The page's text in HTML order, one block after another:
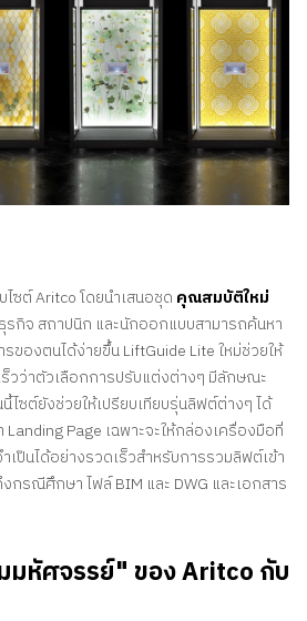
ไซต์ Aritco โดยนําเสนอชุด คุณสมบัติใหม่
รกิจ สถาปนิก และนักออกแบบสามารถค้นหา
ของตนได้ง่ายขึ้น LiftGuide Lite ใหม่ช่วยให้
วว่าตัวเลือกการปรับแต่งต่างๆ มีลักษณะ
ไซต์ยังช่วยให้เปรียบเทียบรุ่นลิฟต์ต่างๆ ได้
Page เฉพาะจะให้กล่องเครื่องมือที่
เป็นได้อย่างรวดเร็วสําหรับการรวมลิฟต์เข้า
รณีศึกษา ไฟล์ BIM และ DWG และเอกสาร
มหัศจรรย์" ของ Aritco กับ